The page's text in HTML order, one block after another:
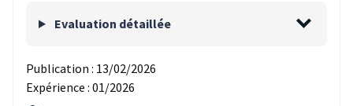
Evaluation détaillée
Publication : 13/02/2026
Expérience : 01/2026